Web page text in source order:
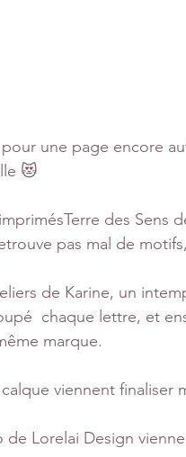
IC
pages
une page encore
😻
des Sens
pas mal de
de Karine, un
chaque lettre, et
marque.
viennent finaliser
Lorelai Design